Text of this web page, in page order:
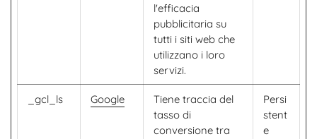
l'efficacia
pubblicitaria su
tutti i siti web che
utilizzano i loro
servizi.
_gcl_ls Google
Tiene traccia del
tasso di
conversione tra
Persi
stent
e